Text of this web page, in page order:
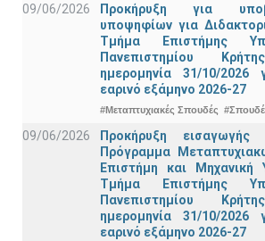
09/06/2026
Προκήρυξη για
υποψηφίων για
Τμήμα Eπιστήμης
Πανεπιστημίου
ημερομηνία 31/10/2026
εαρινό εξάμηνο 2026-27
#Μεταπτυχιακές Σπουδές
09/06/2026
Προκήρυξη εισαγωγής
Πρόγραμμα
Επιστήμη και Μηχανική
Τμήμα Eπιστήμης
Πανεπιστημίου
ημερομηνία 31/10/2026
εαρινό εξάμηνο 2026-27